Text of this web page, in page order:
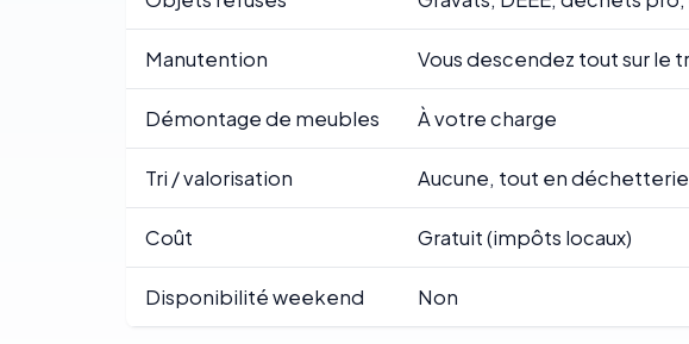
Manutention Vous descendez tout sur le
Démontage de meubles À votre charge
Tri / valorisation Aucune, tout en déchetterie
Coût Gratuit (impôts locaux)
Disponibilité weekend Non